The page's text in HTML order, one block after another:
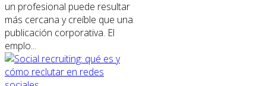
un profesional puede resultar
más cercana y creíble que una
publicación corporativa. El
emplo...